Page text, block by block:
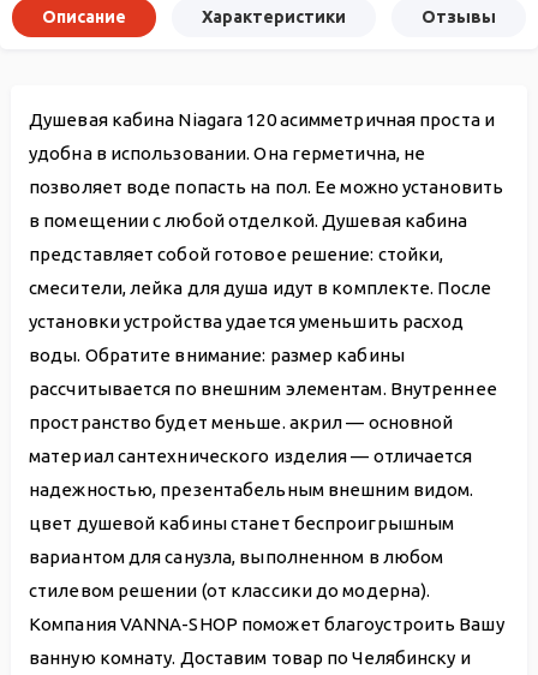
Описание Характеристики Отзывы
Душевая кабина Niagara 120 асимметричная проста и
удобна в использовании. Она герметична, не
позволяет воде попасть на пол. Ее можно установить
в помещении с любой отделкой. Душевая кабина
представляет собой готовое решение: стойки,
смесители, лейка для душа идут в комплекте. После
установки устройства удается уменьшить расход
воды. Обратите внимание: размер кабины
рассчитывается по внешним элементам. Внутреннее
пространство будет меньше. акрил — основной
материал сантехнического изделия — отличается
надежностью, презентабельным внешним видом.
цвет душевой кабины станет беспроигрышным
вариантом для санузла, выполненном в любом
стилевом решении (от классики до модерна).
Компания VANNA-SHOP поможет благоустроить Вашу
ванную комнату. Доставим товар по Челябинску и